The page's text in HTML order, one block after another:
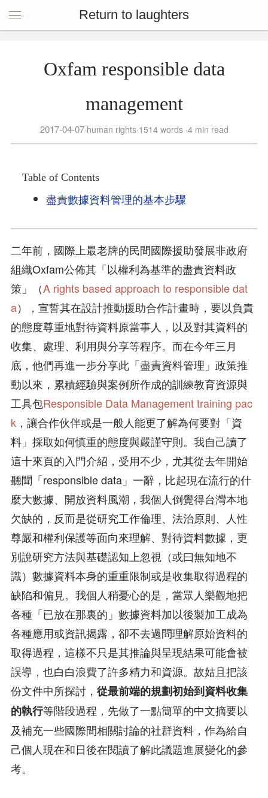
Return to laughters
Oxfam responsible data
management
2017-04-07 human rights 1514 words 4 min read
Table of Contents
盡責數據資料管理的基本步驟
二年前，國際上最老牌的民間國際援助發展非政府
組織Oxfam公佈其「以權利為基準的盡責資料政
策」（A rights based approach to responsible dat
a），宣誓其在設計推動援助合作計畫時，要以負責
的態度尊重地對待資料原當事人，以及對其資料的
收集、處理、利用與分享等程序。而在今年三月
底，他們再進一步分享此「盡責資料管理」政策推
動以來，累積經驗與案例所作成的訓練教育資源與
工具包Responsible Data Management training pac
k ，讓合作伙伴或是一般人能更了解為何要對「資
料」採取如何慎重的態度與嚴謹守則。我自己讀了
這十來頁的入門介紹，受用不少，尤其從去年開始
聽聞「responsible data」一辭，比起現在流行的什
麼大數據、開放資料風潮，我個人倒覺得台灣本地
欠缺的，反而是從研究工作倫理、法治原則、人性
尊嚴和權利保護等面向來理解、對待資料數據，更
別說研究方法與基礎認知上忽視（或曰無知地不
識）數據資料本身的重重限制或是收集取得過程的
缺陷和偏見。我個人稍憂心的是，當眾人樂觀地把
各種「已放在那裏的」數據資料加以後製加工成為
各種應用或資訊揭露，卻不去過問理解原始資料的
取得過程，這樣不只是其推論與呈現結果可能會被
誤導，也白白浪費了許多精力和資源。故姑且把該
份文件中所探討， 從最前端的規劃初始到資料收集
的執行等階段過程，先做了一點簡單的中文摘要以
及補充一些國際間相關討論的社群資料，作為給自
己個人現在和日後在閱讀了解此議題進展變化的參
考。